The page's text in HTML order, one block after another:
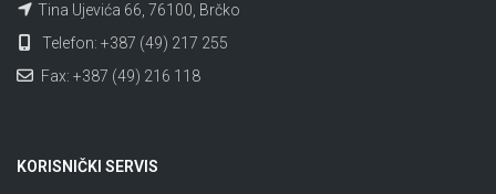
Tina Ujevića 66, 76100, Brčko
Telefon: +387 (49) 217 255
Fax: +387 (49) 216 118
KORISNIČKI SERVIS